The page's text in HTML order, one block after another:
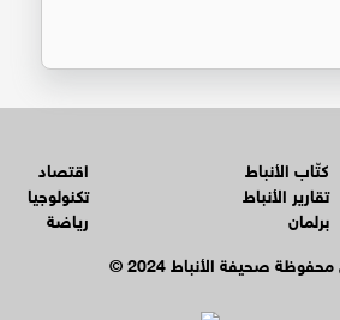
كتّاب الأنباط
تقارير الأنباط
برلمان
اقتصاد
تكنولوجيا
رياضة
صحيفة الأنباط 2024